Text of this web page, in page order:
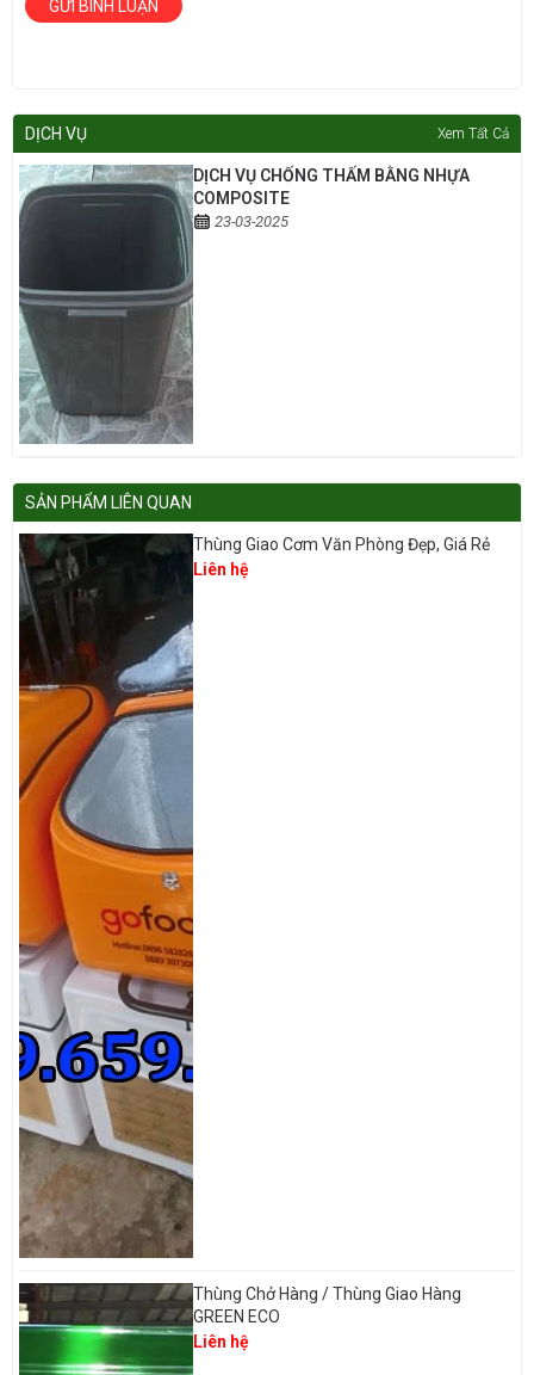
GỬI BÌNH LUẬN
DỊCH VỤ Xem Tất Cả
DỊCH VỤ CHỐNG THẤM BẰNG NHỰA
COMPOSITE
23-03-2025
SẢN PHẨM LIÊN QUAN
Thùng Giao Cơm Văn Phòng Đẹp, Giá Rẻ
Liên hệ
Thùng Chở Hàng / Thùng Giao Hàng
GREEN ECO
Liên hệ